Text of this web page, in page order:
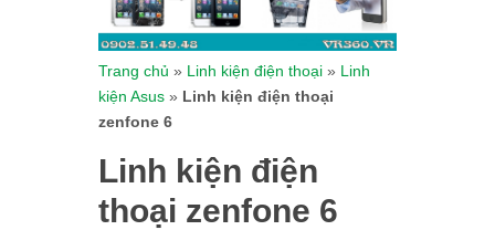
Trang chủ » Linh kiện điện thoại » Linh
kiện Asus » Linh kiện điện thoại
zenfone 6
Linh kiện điện
thoại zenfone 6